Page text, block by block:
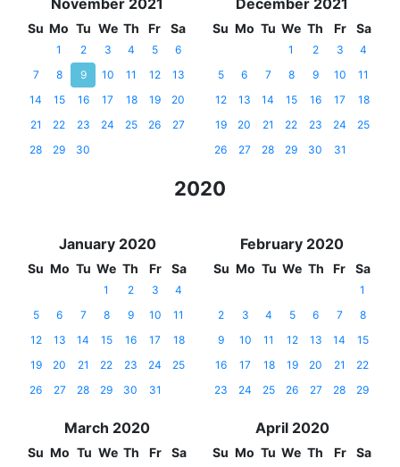
Su Mo Tu We Th Fr Sa
1 2 3 4 5
6
7
8 9 10 11 12
13
14
15 16 17 18 19
20
21
22 23 24 25 26
27
28
29 30
Su Mo Tu We Th Fr Sa
1 2 3
4
5
6 7 8 9 10
11
12
13 14 15 16 17
18
19
20 21 22 23 24
25
26
27 28 29 30 31
2020
January 2020
Su Mo Tu We Th Fr Sa
1 2 3
4
5
6 7 8 9 10
11
12
13 14 15 16 17
18
19
20 21 22 23 24
25
26
27 28 29 30 31
February 2020
Su Mo Tu We Th Fr Sa
1
2
3 4 5 6 7
8
9
10 11 12 13 14
15
16
17 18 19 20 21
22
23
24 25 26 27 28 29
March 2020
Su Mo Tu We Th Fr Sa
April 2020
Su Mo Tu We Th Fr Sa